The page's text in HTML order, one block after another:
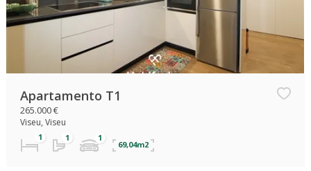
Apartamento T1
265.000 €
Viseu, Viseu
69,04m2